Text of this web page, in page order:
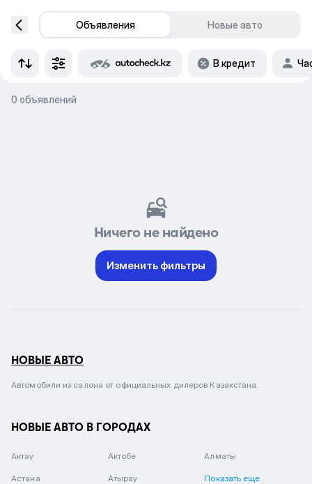
Объявления Новые авто
В кредит
0 объявлений
Ничего не найдено
Изменить фильтры
НОВЫЕ АВТО
Автомобили из салона от официальных дилеров Казахстана.
НОВЫЕ АВТО В ГОРОДАХ
Актау Актобе Алматы
Астана Атырау Показать еще